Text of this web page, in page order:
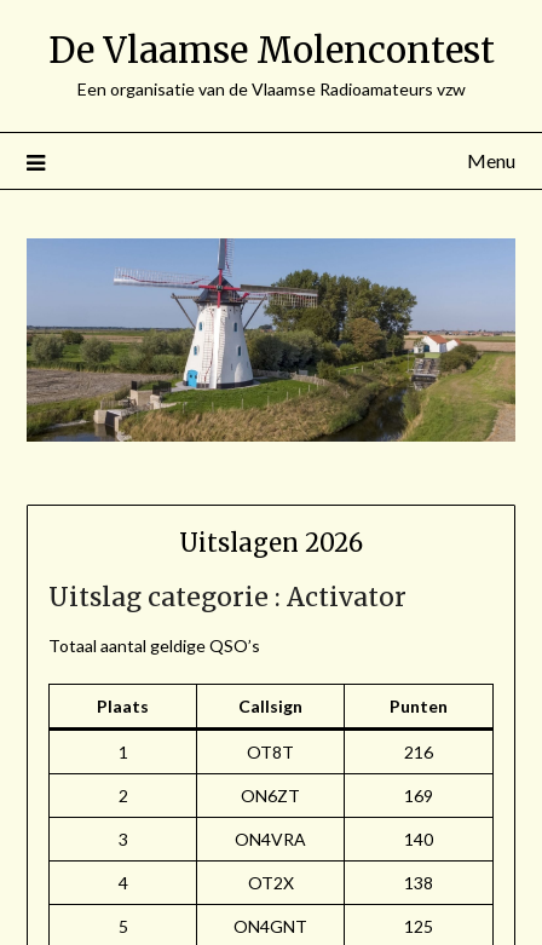
De Vlaamse Molencontest
Een organisatie van de Vlaamse Radioamateurs vzw
Menu
Uitslagen 2026
Uitslag categorie : Activator
Totaal aantal geldige QSO’s
Plaats Callsign Punten
1 OT8T 216
2 ON6ZT 169
3 ON4VRA 140
4 OT2X 138
5 ON4GNT 125